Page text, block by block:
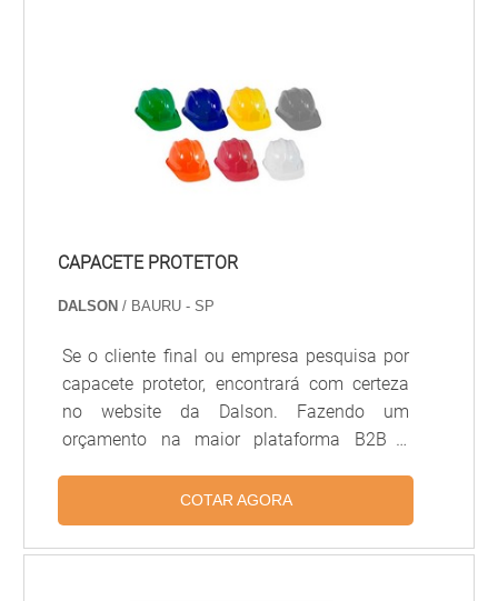
CAPACETE PROTETOR
DALSON / BAURU - SP
Se o cliente final ou empresa pesquisa por
capacete protetor, encontrará com certeza
no website da Dalson. Fazendo um
orçamento na maior plataforma B2B e
qualidade do mercado.É importante lembrar
que o produto deve sempre ser adquirido
com empresas especializadas no
COTAR AGORA